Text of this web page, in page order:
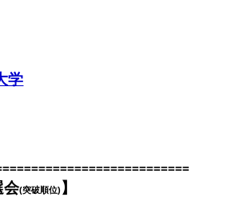
学
会(突破順位) 】